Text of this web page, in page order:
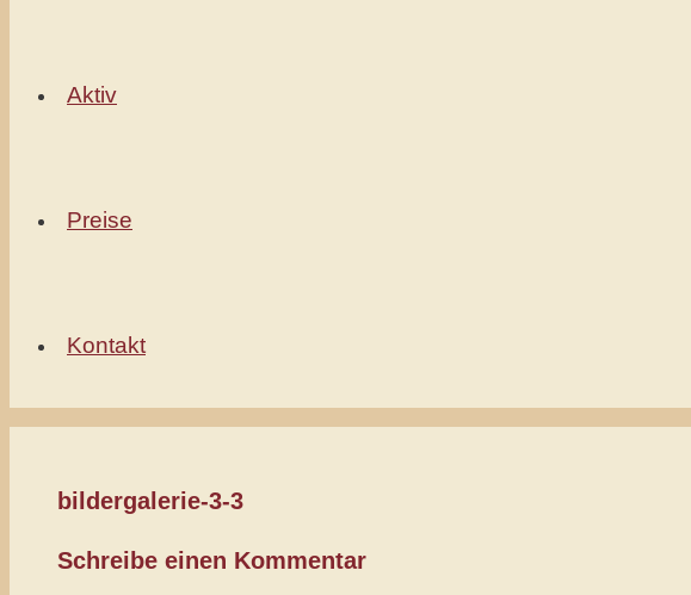
Aktiv
Preise
Kontakt
bildergalerie-3-3
Schreibe einen Kommentar